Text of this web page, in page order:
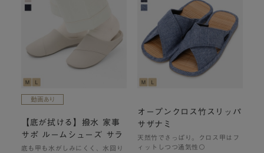
【底が拭ける】撥水 家事
サポ ルームシューズ サラ
底も甲も水がしみにくく、水回り
オープンクロス竹スリッパ
サザナミ
天然竹でさっぱり。クロス甲はフ
ィットしつつ通気性〇